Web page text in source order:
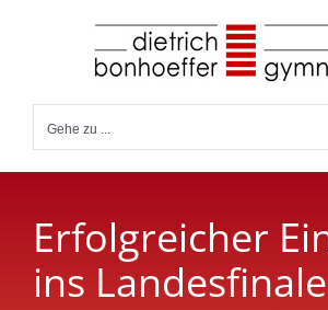
Gehe zu ...
Erfolgreicher
ins Landesfinale